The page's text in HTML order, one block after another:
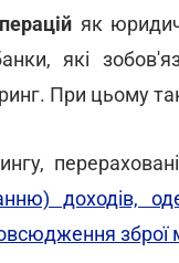
як
які
При цьому
доходів,
зброї